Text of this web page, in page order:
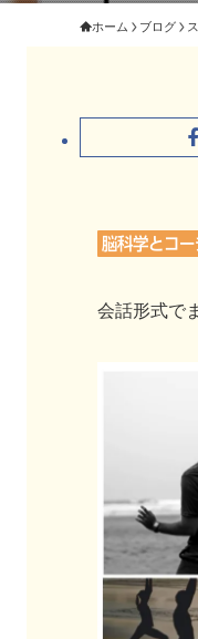
ホーム ブログ
脳科学とコ
会話形式で